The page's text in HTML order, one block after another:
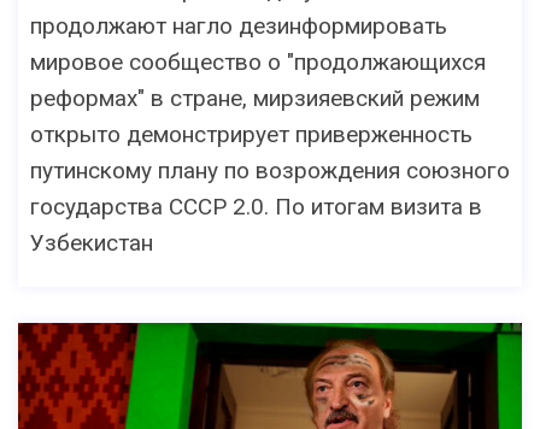
продолжают нагло дезинформировать
мировое сообщество о "продолжающихся
реформах" в стране, мирзияевский режим
открыто демонстрирует приверженность
путинскому плану по возрождения союзного
государства СССР 2.0. По итогам визита в
Узбекистан